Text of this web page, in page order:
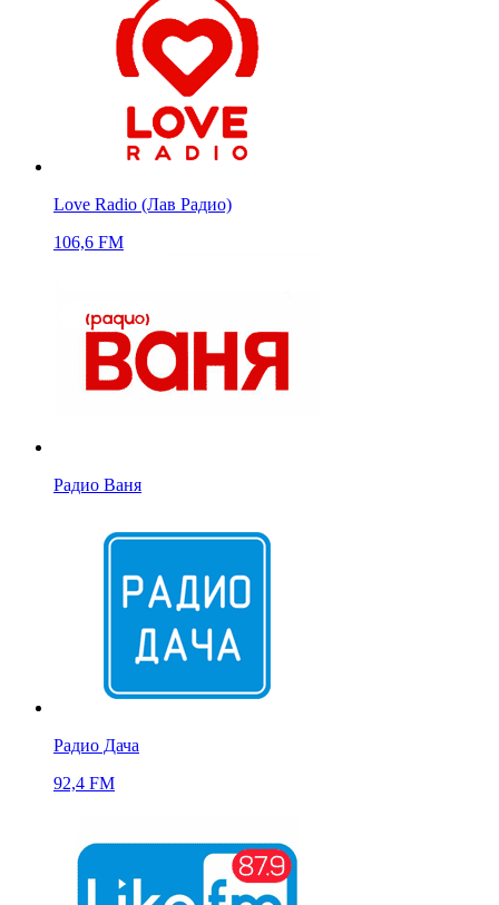
Love Radio (Лав Радио)
106,6 FM
Радио Ваня
Радио Дача
92,4 FM